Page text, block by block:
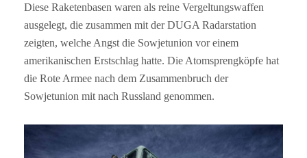
Diese Raketenbasen waren als reine Vergeltungswaffen
ausgelegt, die zusammen mit der DUGA Radarstation
zeigten, welche Angst die Sowjetunion vor einem
amerikanischen Erstschlag hatte. Die Atomsprengköpfe hat
die Rote Armee nach dem Zusammenbruch der
Sowjetunion mit nach Russland genommen.